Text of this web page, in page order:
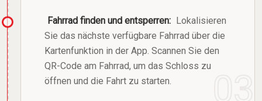
Fahrrad finden und entsperren:
Lokalisieren
Sie das nächste verfügbare Fahrrad über die
Kartenfunktion in der App. Scannen Sie den
QR-Code am Fahrrad, um das Schloss zu
öffnen und die Fahrt zu starten.